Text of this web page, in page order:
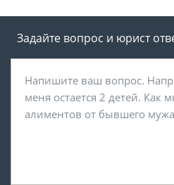
Задайте вопрос и юрист